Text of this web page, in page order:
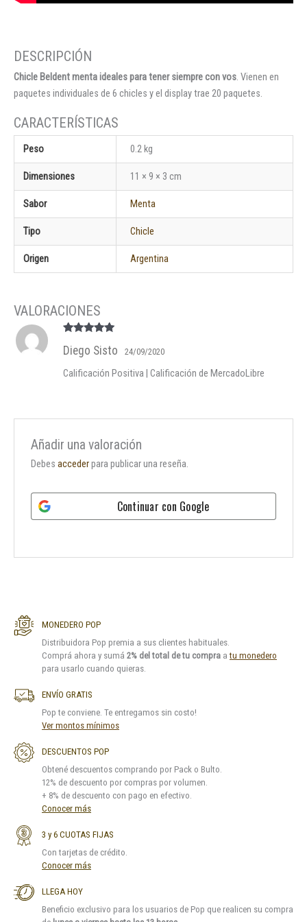
Chicle Beldent menta ideales para tener siempre con vos. Vienen en
paquetes individuales de 6 chicles y el display trae 20 paquetes.
Peso 0.2 kg
Dimensiones 11 × 9 × 3 cm
Sabor Menta
Tipo Chicle
Origen Argentina
5de 5
Diego Sisto 24/09/2020
Calificación Positiva | Calificación de MercadoLibre
Añadir una valoración
Debesaccederpara publicar una reseña.
Continuar con Google
MONEDERO POP
Distribuidora Pop premia a sus clientes habituales.
Comprá ahora y sumá 2% del total de tu compra atu monedero
para usarlo cuando quieras.
ENVÍO GRATIS
Pop te conviene. Te entregamos sin costo!
Ver montos mínimos
DESCUENTOS POP
Obtené descuentos comprando por Pack o Bulto.
12% de descuento por compras por volumen.
+ 8% de descuento con pago en efectivo.
Conocer más
3 y 6 CUOTAS FIJAS
Con tarjetas de crédito.
Conocer más
LLEGA HOY
Beneficio exclusivo para los usuarios de Pop que realicen su compra